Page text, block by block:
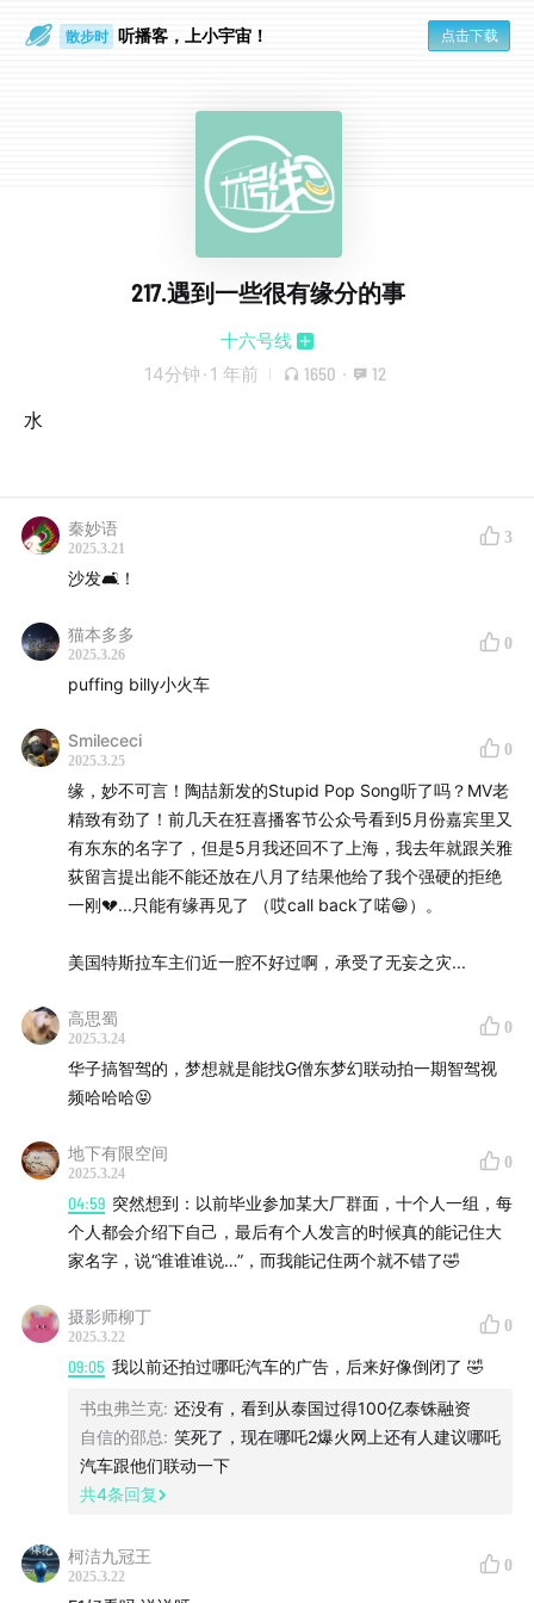
散步时 听播客，上小宇宙！ 点击下载
217.遇到一些很有缘分的事
十六号线
14分钟 · 1 年前 1650 · 12
水
秦妙语
2025.3.21
3
沙发🛋️！
猫本多多
2025.3.26
0
puffing billy小火车
Smilececi
2025.3.25
0
缘，妙不可言！陶喆新发的Stupid Pop Song听了吗？MV老
精致有劲了！前几天在狂喜播客节公众号看到5月份嘉宾里又
有东东的名字了，但是5月我还回不了上海，我去年就跟关雅
荻留言提出能不能还放在八月了结果他给了我个强硬的拒绝
一刚💔...只能有缘再见了 （哎call back了喏😁）。
美国特斯拉车主们近一腔不好过啊，承受了无妄之灾...
高思蜀
2025.3.24
0
华子搞智驾的，梦想就是能找G僧东梦幻联动拍一期智驾视
频哈哈哈😝
地下有限空间
2025.3.24
0
04:59 突然想到：以前毕业参加某大厂群面，十个人一组，每
个人都会介绍下自己，最后有个人发言的时候真的能记住大
家名字，说“谁谁谁说…”，而我能记住两个就不错了🤣
摄影师柳丁
2025.3.22
0
09:05 我以前还拍过哪吒汽车的广告，后来好像倒闭了 🤣
书虫弗兰克: 还没有，看到从泰国过得100亿泰铢融资
自信的邵总: 笑死了，现在哪吒2爆火网上还有人建议哪吒
汽车跟他们联动一下
共4条回复
柯洁九冠王
2025.3.22
0